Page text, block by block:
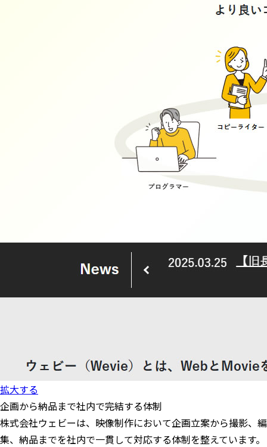
拡大する
企画から納品まで社内で完結する体制
株式会社ウェビーは、映像制作において企画立案から撮影、編
集、納品までを社内で一貫して対応する体制を整えています。